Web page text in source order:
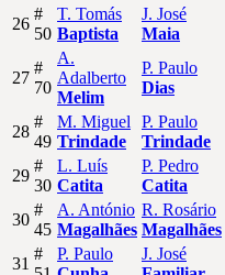
26
#
50
T. Tomás
Baptista
J. José
Maia
27
#
70
A.
Adalberto
Melim
P. Paulo
Dias
28
#
49
M. Miguel
Trindade
P. Paulo
Trindade
29
#
30
L. Luís
Catita
P. Pedro
Catita
30
#
45
A. António
Magalhães
R. Rosário
Magalhães
31
#
P. Paulo
J. José